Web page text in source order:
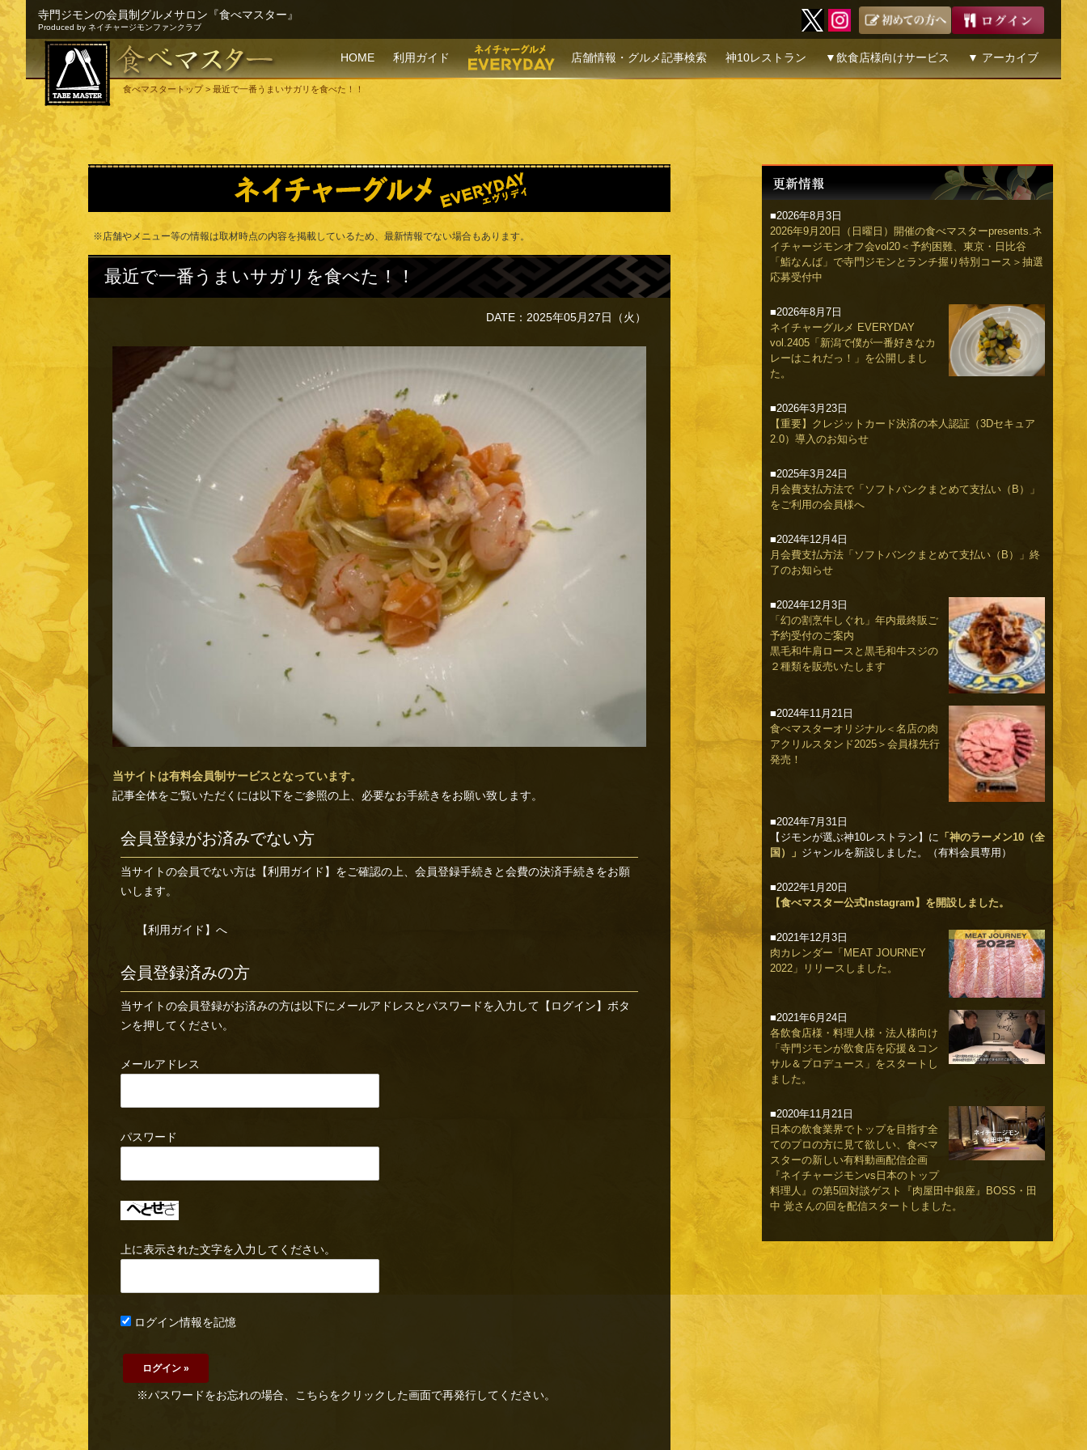
寺門ジモンの会員制グルメサロン『食べマスター』
Produced by ネイチャージモンファンクラブ
HOME 利用ガイド 店舗情報・グルメ記事検索 神10レストラン ▼飲食店様向けサービス ▼ アーカイブ
食べマスタートップ> 最近で一番うまいサガリを食べた！！
※店舗やメニュー等の情報は取材時点の内容を掲載しているため、最新情報でない場合もあります。
最近で一番うまいサガリを食べた！！
DATE：2025年05月27日（火）
当サイトは有料会員制サービスとなっています。
記事全体をご覧いただくには以下をご参照の上、必要なお手続きをお願い致します。
会員登録がお済みでない方
当サイトの会員でない方は 【利用ガイド】 をご確認の上、会員登録手続きと会費の決済手続きをお願
いします。
【利用ガイド】へ
会員登録済みの方
当サイトの会員登録がお済みの方は以下にメールアドレスとパスワードを入力して【ログイン】ボタ
ンを押してください。
メールアドレス
パスワード
上に表示された文字を入力してください。
ログイン情報を記憶
※パスワードをお忘れの場合、こちらをクリックした画面で再発行してください。
■2026年8月3日
2026年9月20日（日曜日）開催の食べマスターpresents.ネ
イチャージモンオフ会vol20＜予約困難、東京・日比谷
「鮨なんば」で寺門ジモンとランチ握り特別コース＞抽選
応募受付中
■2026年8月7日
ネイチャーグルメ EVERYDAY
vol.2405「新潟で僕が一番好きなカ
レーはこれだっ！」を公開しまし
た。
■2026年3月23日
【重要】クレジットカード決済の本人認証（3Dセキュア
2.0）導入のお知らせ
■2025年3月24日
月会費支払方法で「ソフトバンクまとめて支払い（B）」
をご利用の会員様へ
■2024年12月4日
月会費支払方法「ソフトバンクまとめて支払い（B）」終
了のお知らせ
■2024年12月3日
「幻の割烹牛しぐれ」年内最終販ご
予約受付のご案内
黒毛和牛肩ロースと黒毛和牛スジの
２種類を販売いたします
■2024年11月21日
食べマスターオリジナル＜名店の肉
アクリルスタンド2025＞会員様先行
発売！
■2024年7月31日
【ジモンが選ぶ神10レストラン】に 「神のラーメン10（全
国）」 ジャンルを新設しました。（有料会員専用）
■2022年1月20日
【食べマスター公式Instagram】を開設しました。
■2021年12月3日
肉カレンダー「MEAT JOURNEY
2022」リリースしました。
■2021年6月24日
各飲食店様・料理人様・法人様向け
「寺門ジモンが飲食店を応援＆コン
サル＆プロデュース」をスタートし
ました。
■2020年11月21日
日本の飲食業界でトップを目指す全
てのプロの方に見て欲しい、食べマ
スターの新しい有料動画配信企画
『ネイチャージモンvs日本のトップ
料理人』の第5回対談ゲスト『肉屋田中銀座』BOSS・田
中 覚さんの回を配信スタートしました。